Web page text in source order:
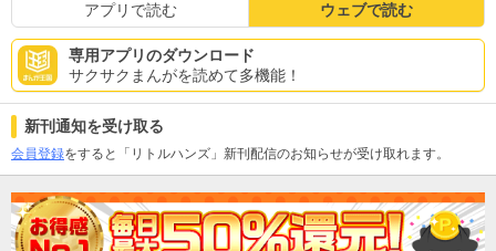
アプリで読む ウェブで読む
専用アプリのダウンロード
サクサクまんがを読めて多機能！
新刊通知を受け取る
会員登録をすると「リトルハンズ」新刊配信のお知らせが受け取れます。